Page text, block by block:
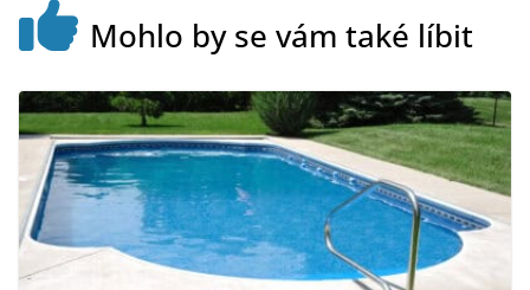
Mohlo by se vám také líbit